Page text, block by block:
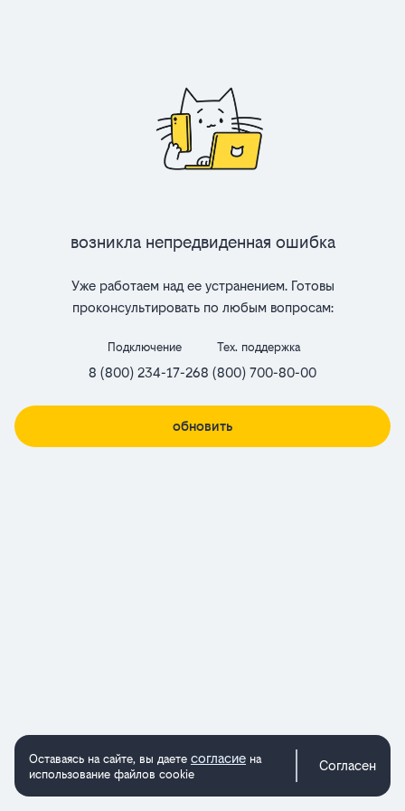
Возникла непредвиденная ошибка
Уже работаем над ее устранением. Готовы
проконсультировать по любым вопросам:
Подключение
8 (800) 234-17-26
Тех. поддержка
8 (800) 700-80-00
обновить
Оставаясь на сайте, вы даете согласие на
использование файлов cookie
Согласен